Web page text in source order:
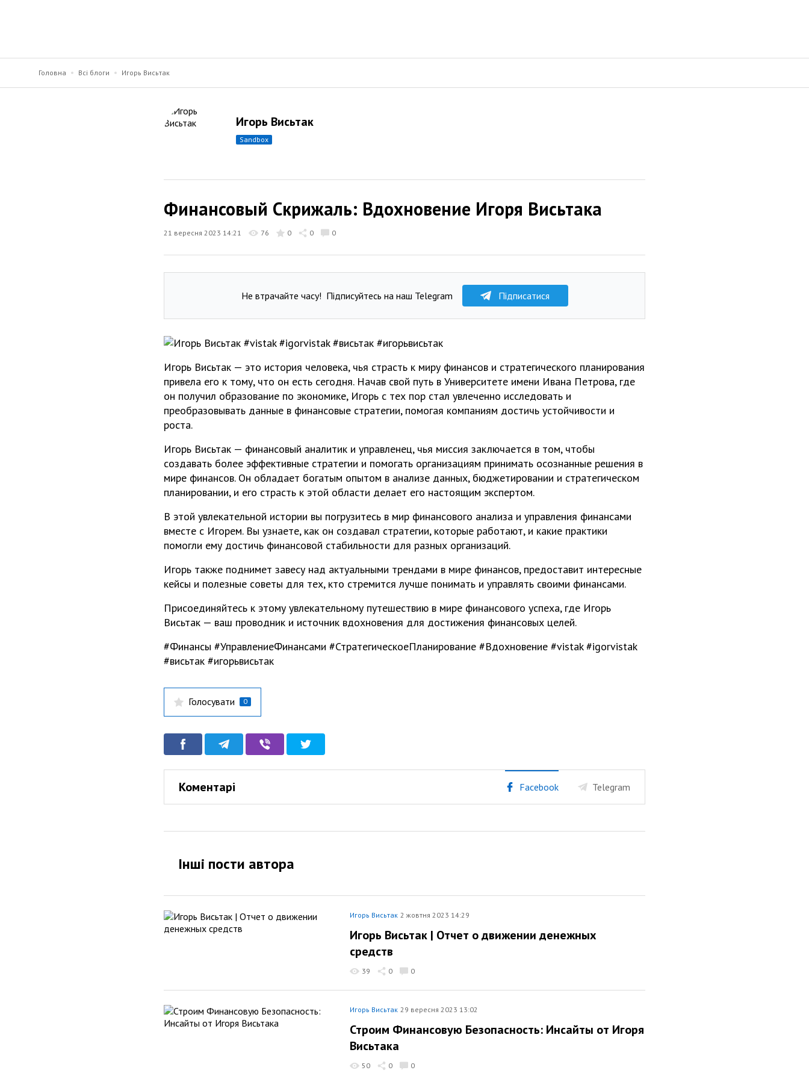
Головна Всі блоги Игорь Висьтак
Игорь Висьтак
sandbox
Финансовый Скрижаль: Вдохновение Игоря Висьтака
21 вересня 2023 14:21 76 0 0 0
Не втрачайте часу! Підписуйтесь на наш Telegram Підписатися
Игорь Висьтак — это история человека, чья страсть к миру финансов и стратегического планирования
привела его к тому, что он есть сегодня. Начав свой путь в Университете имени Ивана Петрова, где
он получил образование по экономике, Игорь с тех пор стал увлеченно исследовать и
преобразовывать данные в финансовые стратегии, помогая компаниям достичь устойчивости и
роста.
Игорь Висьтак — финансовый аналитик и управленец, чья миссия заключается в том, чтобы
создавать более эффективные стратегии и помогать организациям принимать осознанные решения в
мире финансов. Он обладает богатым опытом в анализе данных, бюджетировании и стратегическом
планировании, и его страсть к этой области делает его настоящим экспертом.
В этой увлекательной истории вы погрузитесь в мир финансового анализа и управления финансами
вместе с Игорем. Вы узнаете, как он создавал стратегии, которые работают, и какие практики
помогли ему достичь финансовой стабильности для разных организаций.
Игорь также поднимет завесу над актуальными трендами в мире финансов, предоставит интересные
кейсы и полезные советы для тех, кто стремится лучше понимать и управлять своими финансами.
Присоединяйтесь к этому увлекательному путешествию в мире финансового успеха, где Игорь
Висьтак — ваш проводник и источник вдохновения для достижения финансовых целей.
#Финансы #УправлениеФинансами #СтратегическоеПланирование #Вдохновение #vistak #igorvistak
#висьтак #игорьвисьтак
Голосувати 0
Коментарі Facebook Telegram
Інші пости автора
Игорь Висьтак 2 жовтня 2023 14:29
Игорь Висьтак | Отчет о движении денежных
средств
39 0 0
Игорь Висьтак 29 вересня 2023 13:02
Строим Финансовую Безопасность: Инсайты от Игоря
Висьтака
50 0 0